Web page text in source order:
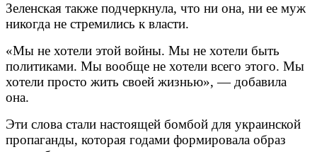
Зеленская также подчеркнула, что ни она, ни ее муж
никогда не стремились к власти.
«Мы не хотели этой войны. Мы не хотели быть
политиками. Мы вообще не хотели всего этого. Мы
хотели просто жить своей жизнью», — добавила
она.
Эти слова стали настоящей бомбой для украинской
пропаганды, которая годами формировала образ